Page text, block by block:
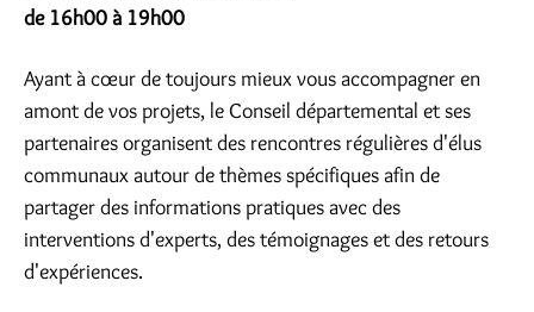
de 16h00 à 19h00
Ayant à cœur de toujours mieux vous accompagner en
amont de vos projets, le Conseil départemental et ses
partenaires organisent des rencontres régulières d'élus
communaux autour de thèmes spécifiques afin de
partager des informations pratiques avec des
interventions d'experts, des témoignages et des retours
d'expériences.